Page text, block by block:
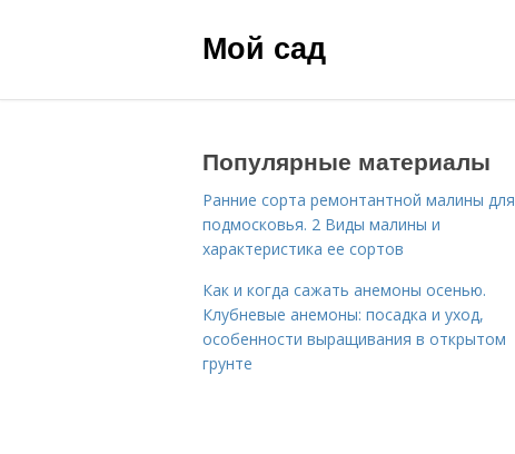
Мой сад
Популярные материалы
Ранние сорта ремонтантной малины для
подмосковья. 2 Виды малины и
характеристика ее сортов
Как и когда сажать анемоны осенью.
Клубневые анемоны: посадка и уход,
особенности выращивания в открытом
грунте